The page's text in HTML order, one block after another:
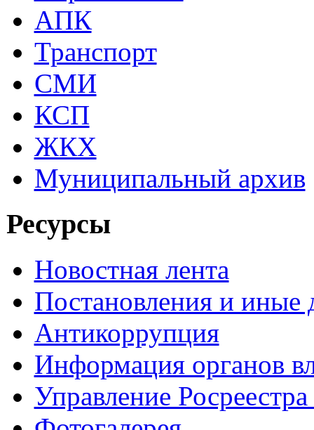
АПК
Транспорт
СМИ
КСП
ЖКХ
Муниципальный архив
Ресурсы
Новостная лента
Постановления и иные
Антикоррупция
Информация органов
Управление